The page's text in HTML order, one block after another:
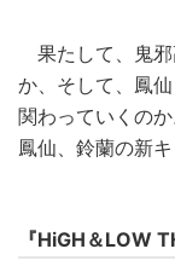
果たして、鬼邪
か、そして、鳳
関わっていくの
鳳仙、鈴蘭の新
『HiGH＆LOW